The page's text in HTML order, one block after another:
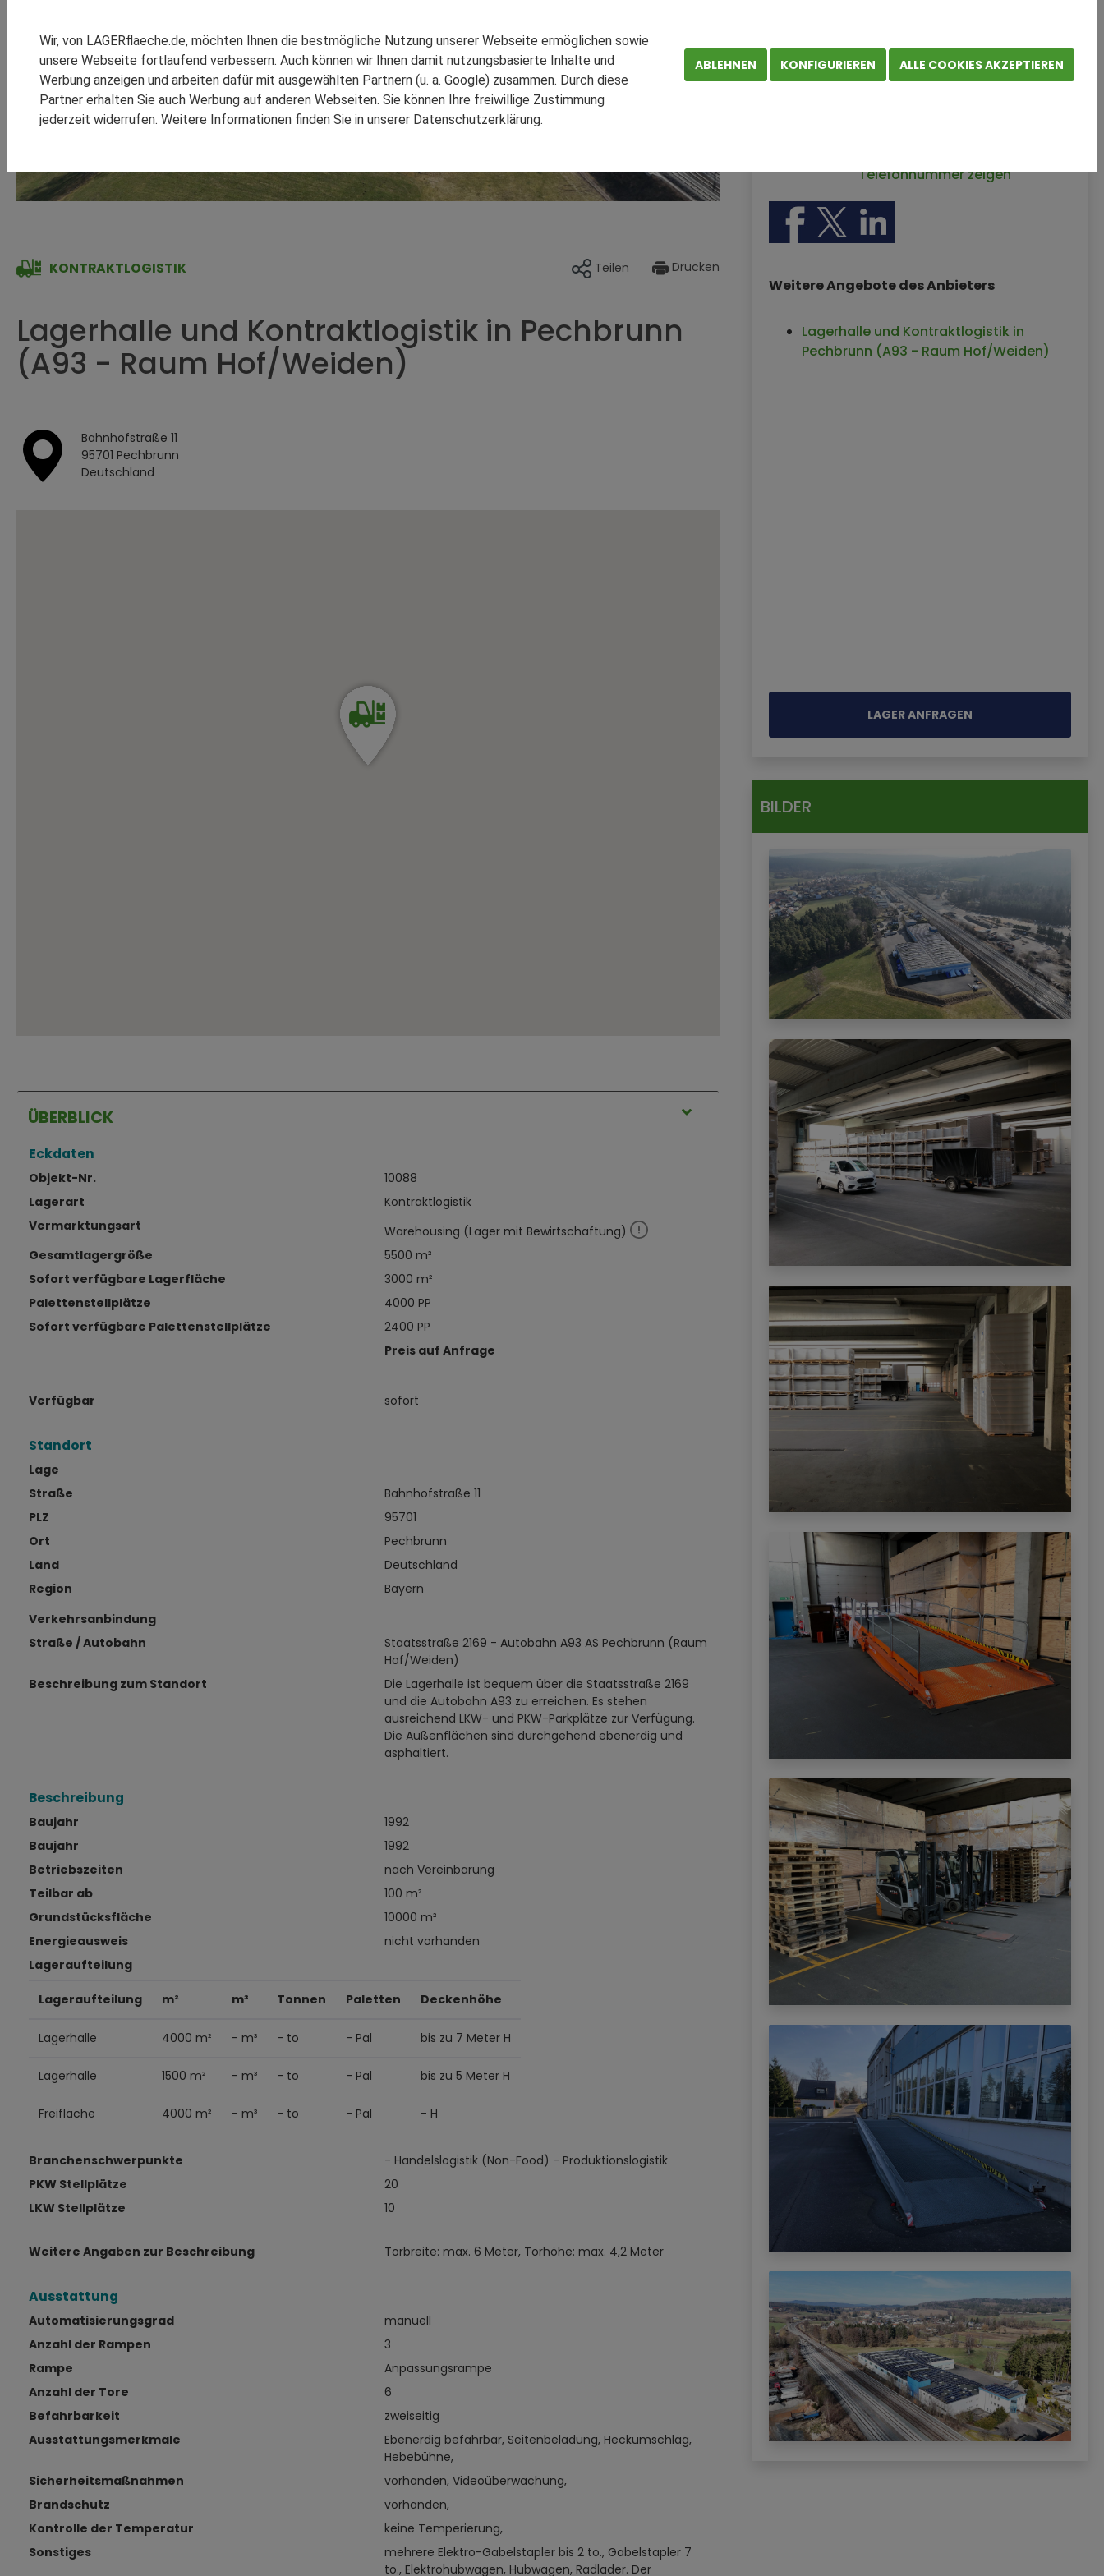
SCHOMBURG GMBH
SM LOGISTIC
KOOPERATIONEN REFERENZEN
KONTRAKTLOGISTIK Teilen Drucken
Lagerhalle und Kontraktlogistik in Pechbrunn
(A93 - Raum Hof/Weiden)
Bahnhofstraße 11
95701 Pechbrunn
Deutschland
ÜBERBLICK
Eckdaten
Objekt-Nr.
10088
Lagerart
Kontraktlogistik
Vermarktungsart
Warehousing (Lager mit Bewirtschaftung)
Gesamtlagergröße
5500 m²
Sofort verfügbare Lagerfläche
3000 m²
Palettenstellplätze
4000 PP
Sofort verfügbare Palettenstellplätze
2400 PP
Preis auf Anfrage
Verfügbar sofort
Standort
Lage
Straße
Bahnhofstraße 11
PLZ
95701
Ort
Pechbrunn
Land
Deutschland
Region
Bayern
Verkehrsanbindung
Straße / Autobahn
Staatsstraße 2169 - Autobahn A93 AS Pechbrunn (Raum
Hof/Weiden)
Beschreibung zum Standort
Die Lagerhalle ist bequem über die Staatsstraße 2169
und die Autobahn A93 zu erreichen. Es stehen
ausreichend LKW- und PKW-Parkplätze zur Verfügung.
Die Außenflächen sind durchgehend ebenerdig und
asphaltiert.
Beschreibung
Baujahr
1992
Baujahr
1992
Betriebszeiten
nach Vereinbarung
Teilbar ab
100 m²
Grundstücksfläche
10000 m²
Energieausweis
nicht vorhanden
Lageraufteilung
Lageraufteilung m² m³ Tonnen Paletten Deckenhöhe
Lagerhalle 4000 m² - m³ - to - Pal bis zu 7 Meter H
Lagerhalle 1500 m² - m³ - to - Pal bis zu 5 Meter H
Freifläche 4000 m² - m³ - to - Pal - H
Branchenschwerpunkte
- Handelslogistik (Non-Food) - Produktionslogistik
PKW Stellplätze
20
LKW Stellplätze
10
Weitere Angaben zur Beschreibung Torbreite: max. 6 Meter, Torhöhe: max. 4,2 Meter
Ausstattung
Automatisierungsgrad
manuell
Anzahl der Rampen
3
Rampe
Anpassungsrampe
Anzahl der Tore
6
Befahrbarkeit
zweiseitig
Ausstattungsmerkmale
Ebenerdig befahrbar, Seitenbeladung, Heckumschlag,
Hebebühne,
Sicherheitsmaßnahmen
vorhanden, Videoüberwachung,
Brandschutz
vorhanden,
Kontrolle der Temperatur
keine Temperierung,
Sonstiges
mehrere Elektro-Gabelstapler bis 2 to., Gabelstapler 7
to., Elektrohubwagen, Hubwagen, Radlader. Der
Harry Biersack
Bahnhofstr. 11
Telefonnummer zeigen
Weitere Angebote des Anbieters
Lagerhalle und Kontraktlogistik in
Pechbrunn (A93 - Raum Hof/Weiden)
LAGER ANFRAGEN
BILDER
Wir, von LAGERflaeche.de, möchten Ihnen die bestmögliche Nutzung unserer Webseite ermöglichen sowie
unsere Webseite fortlaufend verbessern. Auch können wir Ihnen damit nutzungsbasierte Inhalte und
Werbung anzeigen und arbeiten dafür mit ausgewählten Partnern (u. a. Google) zusammen. Durch diese
Partner erhalten Sie auch Werbung auf anderen Webseiten. Sie können Ihre freiwillige Zustimmung
jederzeit widerrufen. Weitere Informationen finden Sie in unserer Datenschutzerklärung.
ABLEHNEN KONFIGURIEREN ALLE COOKIES AKZEPTIEREN